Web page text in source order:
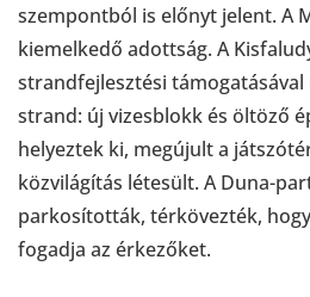
szempontból is előnyt jelent. A
kiemelkedő adottság. A
strandfejlesztési
strand: új vizesblokk és öltöző
helyeztek ki, megújult a
közvilágítás létesült. A Duna-
parkosították, térkövezték,
fogadja az érkezőket.